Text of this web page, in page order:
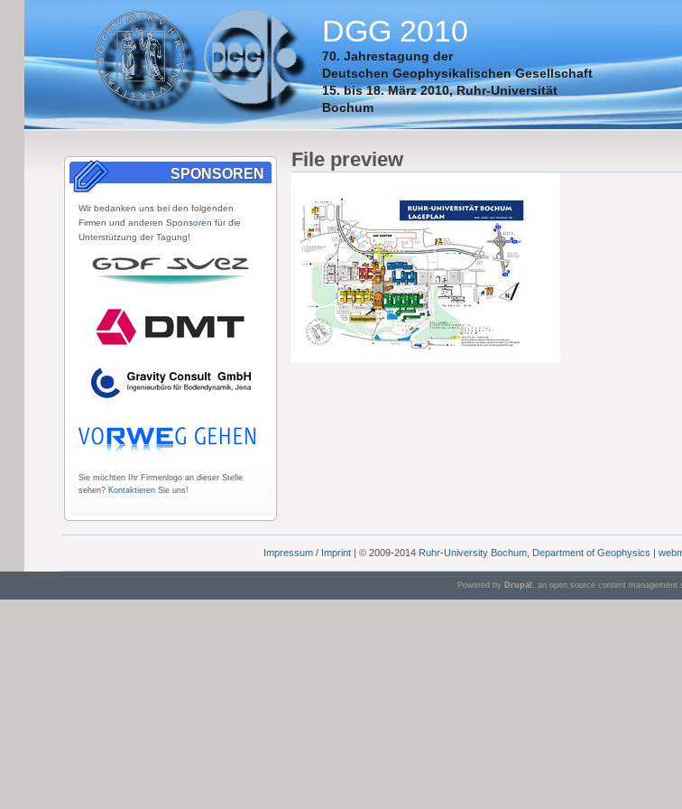
DGG 2010
70. Jahrestagung der
Deutschen Geophysikalischen Gesellschaft
15. bis 18. März 2010,Ruhr-Universität
Bochum
SPONSOREN
Wir bedanken uns bei den folgenden
Firmen und anderen Sponsoren für die
Unterstützung der Tagung!
Sie möchten Ihr Firmenlogo an dieser Stelle
sehen? KontaktierenSie uns!
File preview
Impressum/ Imprint| © 2009-2014 Ruhr-University Bochum, Department of Geophysics |
Powered by Drupal , an open source content management